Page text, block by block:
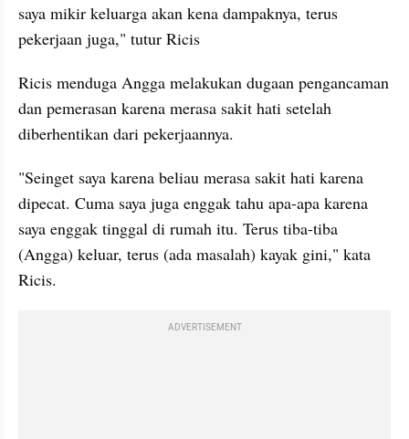
saya mikir keluarga akan kena dampaknya, terus
pekerjaan juga," tutur Ricis
Ricis menduga Angga melakukan dugaan pengancaman
dan pemerasan karena merasa sakit hati setelah
diberhentikan dari pekerjaannya.
"Seinget saya karena beliau merasa sakit hati karena
dipecat. Cuma saya juga enggak tahu apa-apa karena
saya enggak tinggal di rumah itu. Terus tiba-tiba
(Angga) keluar, terus (ada masalah) kayak gini," kata
Ricis.
ADVERTISEMENT